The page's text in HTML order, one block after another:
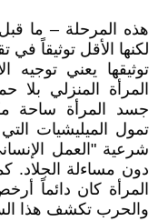
هذه المرحلة – ما قبل
لكنها الأقل توثيقاً في
توثيقها يعني توجيه
المرأة المنزلي بلا
جسد المرأة ساحة
تمول الميليشيات
شرعية "العمل
دون مساءلة الجلاد.
المرأة كان دائماً
والحرب تكشف هذا